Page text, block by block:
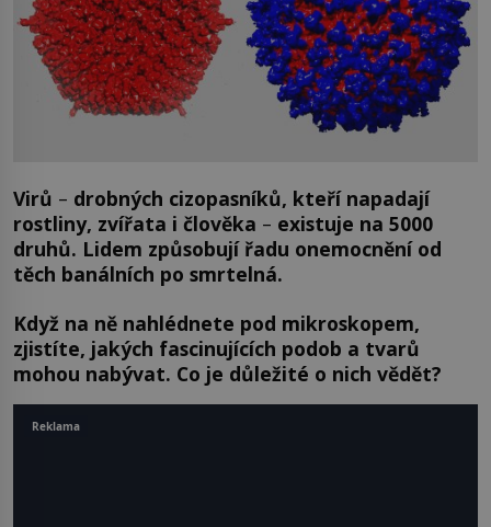
Virů – drobných cizopasníků, kteří napadají
rostliny, zvířata i člověka – existuje na 5000
druhů. Lidem způsobují řadu onemocnění od
těch banálních po smrtelná.
Když na ně nahlédnete pod mikroskopem,
zjistíte, jakých fascinujících podob a tvarů
mohou nabývat. Co je důležité o nich vědět?
Reklama